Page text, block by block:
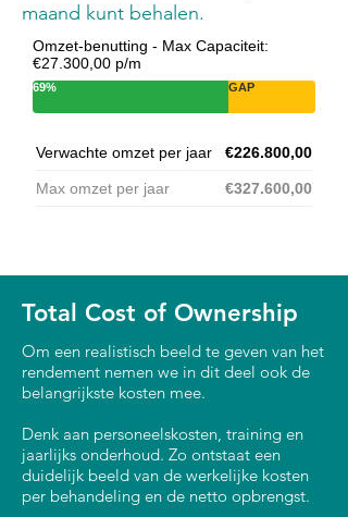
maand kunt behalen.
Omzet-benutting - Max Capaciteit:
€27.300,00 p/m
69% GAP
Verwachte omzet per jaar €226.800,00
Max omzet per jaar €327.600,00
Total Cost of Ownership
Om een realistisch beeld te geven van het
rendement nemen we in dit deel ook de
belangrijkste kosten mee.
Denk aan personeelskosten, training en
jaarlijks onderhoud. Zo ontstaat een
duidelijk beeld van de werkelijke kosten
per behandeling en de netto opbrengst.